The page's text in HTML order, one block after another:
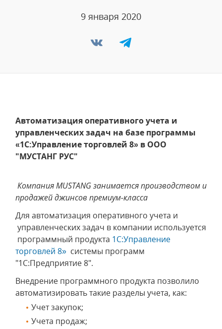
9 января 2020
Автоматизация оперативного учета и
управленческих задач на базе программы
«1С:Управление торговлей 8» в ООО
"МУСТАНГ РУС"
Компания MUSTANG занимается производством и
продажей джинсов премиум-класса
Для автоматизация оперативного учета и
управленческих задач в компании используется
программный продукта 1С:Управление
торговлей 8» системы программ
"1С:Предприятие 8".
Внедрение программного продукта позволило
автоматизировать такие разделы учета, как:
Учет закупок;
Учета продаж;